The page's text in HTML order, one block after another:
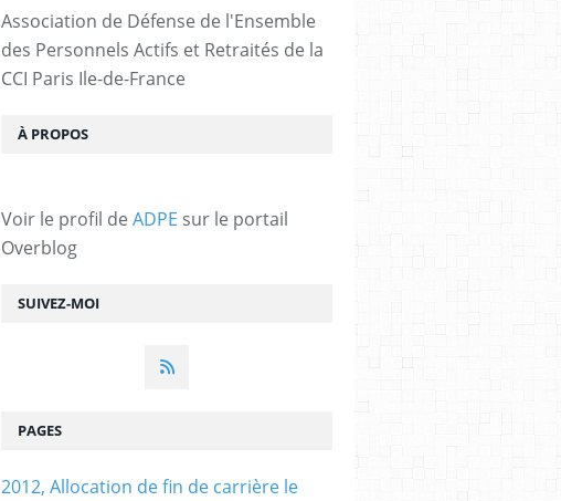
SUIVEZ-MOI
Association de Défense de l'Ensemble
des Personnels Actifs et Retraités de la
CCI Paris Ile-de-France
À PROPOS
Voir le profil de ADPE sur le portail
Overblog
PAGES
2012, Allocation de fin de carrière le